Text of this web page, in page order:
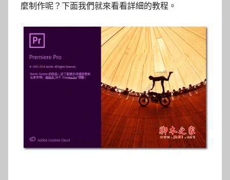
麼制作呢？下面我們就來看看詳細的教程。